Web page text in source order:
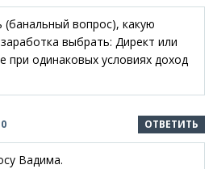
вопрос), какую
выбрать: Директ или
при одинаковых условиях доход
ОТВЕТИТЬ
Вадима.